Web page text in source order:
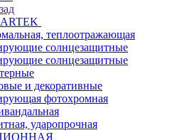
теплоотражающая
солнцезащитные
солнцезащитные
и декоративные
фотохромная
ударопрочная